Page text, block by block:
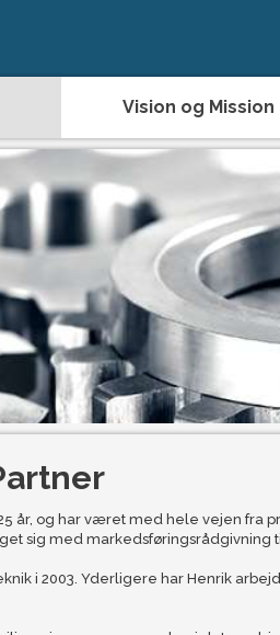
Vision og Mission
år, og har været med hele vejen fra
sig med markedsføringsrådgivning
i 2003. Yderligere har Henrik